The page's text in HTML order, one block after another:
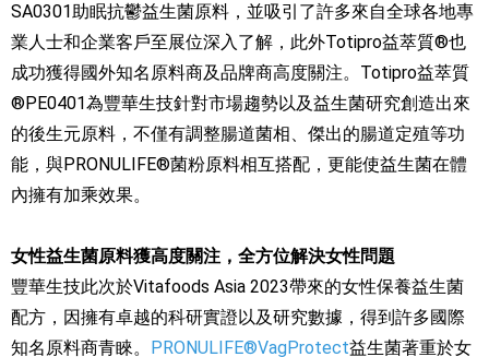
SA0301助眠抗鬱益生菌原料，並吸引了許多來自全球各地專
業人士和企業客戶至展位深入了解，此外Totipro益萃質®也
成功獲得國外知名原料商及品牌商高度關注。Totipro益萃質
®PE0401為豐華生技針對市場趨勢以及益生菌研究創造出來
的後生元原料，不僅有調整腸道菌相、傑出的腸道定殖等功
能，與PRONULIFE®菌粉原料相互搭配，更能使益生菌在體
內擁有加乘效果。
女性益生菌原料獲高度關注，全方位解決女性問題
豐華生技此次於Vitafoods Asia 2023帶來的女性保養益生菌
配方，因擁有卓越的科研實證以及研究數據，得到許多國際
知名原料商青睞。
PRONULIFE®VagProtect益生菌著重於女